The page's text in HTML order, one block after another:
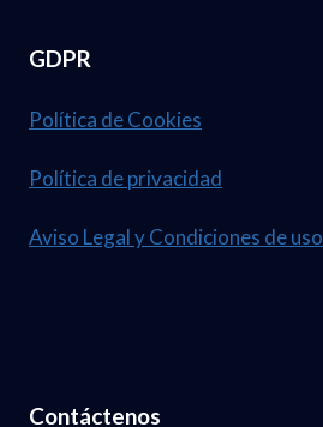
GDPR
Política de Cookies
Política de privacidad
Aviso Legal y Condiciones de uso
Contáctenos